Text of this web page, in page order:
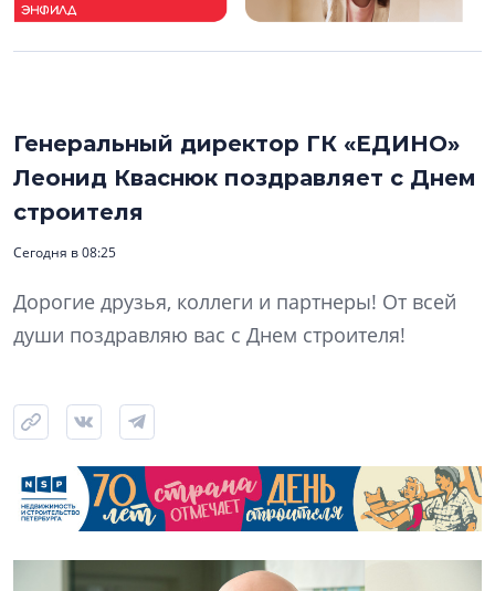
Генеральный директор ГК «ЕДИНО»
Леонид Кваснюк поздравляет с Днем
строителя
Сегодня в 08:25
Дорогие друзья, коллеги и партнеры! От всей
души поздравляю вас с Днем строителя!